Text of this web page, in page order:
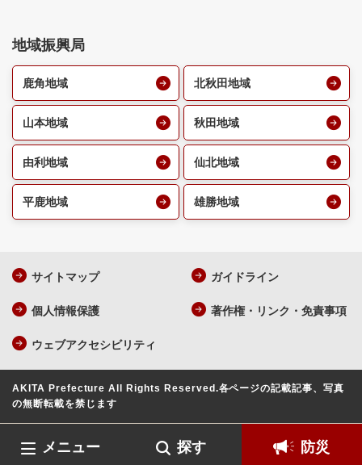
メニュー 探す 防災
地域振興局
鹿角地域 北秋田地域
山本地域 秋田地域
由利地域 仙北地域
平鹿地域 雄勝地域
サイトマップ ガイドライン
個人情報保護 著作権・リンク・免責事項
ウェブアクセシビリティ
AKITA Prefecture All Rights Reserved.各ページの記載記事、写真
の無断転載を禁じます